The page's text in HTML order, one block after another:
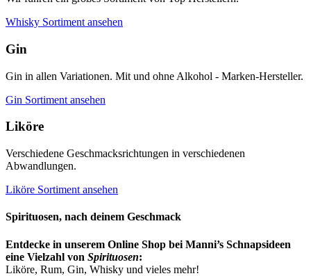
Whisky Sortiment ansehen
Gin
Gin in allen Variationen. Mit und ohne Alkohol - Marken-Hersteller.
Gin Sortiment ansehen
Liköre
Verschiedene Geschmacksrichtungen in verschiedenen
Abwandlungen.
Liköre Sortiment ansehen
Spirituosen, nach deinem Geschmack
Entdecke in unserem Online Shop bei Manni’s Schnapsideen
eine Vielzahl von Spirituosen:
Liköre, Rum, Gin, Whisky und vieles mehr!